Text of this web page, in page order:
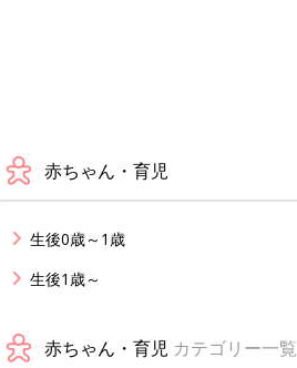
赤ちゃん・育児
生後0歳～1歳
生後1歳～
赤ちゃん・育児 カテゴリー一覧